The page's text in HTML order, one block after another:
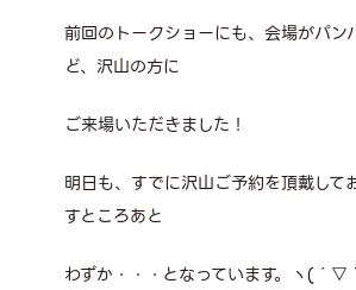
前回のトークショーにも、会場がパン
ど、沢山の方に
ご来場いただきました！
明日も、すでに沢山ご予約を頂戴して
すところあと
わずか・・・となっています。ヽ(´▽